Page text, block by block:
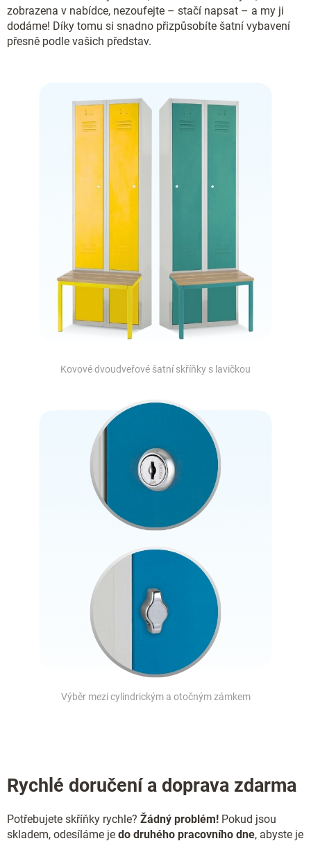
zobrazena v nabídce, nezoufejte – stačí napsat – a my ji
dodáme! Díky tomu si snadno přizpůsobíte šatní vybavení
přesně podle vašich představ.
Kovové dvoudveřové šatní skříňky s lavičkou
Výběr mezi cylindrickým a otočným zámkem
Rychlé doručení a doprava zdarma
Potřebujete skříňky rychle? Žádný problém! Pokud jsou
skladem, odesíláme je do druhého pracovního dne, abyste je